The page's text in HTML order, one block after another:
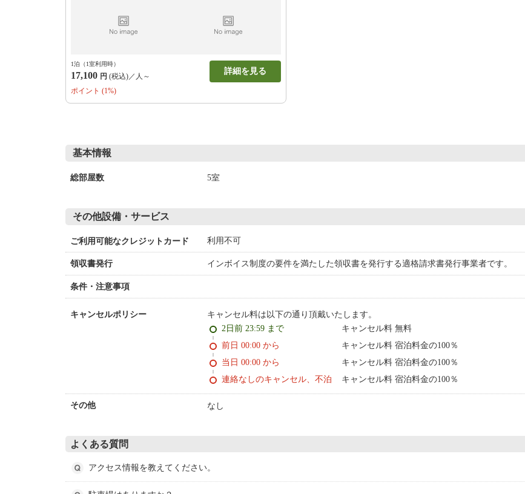
1泊（1室利用時）
17,100 円 (税込)／人～
詳細を見る
ポイント (1%)
基本情報
総部屋数 5室
その他設備・サービス
ご利用可能なクレジットカード 利用不可
領収書発行 インボイス制度の要件を満たした領収書を発行する適格請求書発行事業者です。
条件・注意事項
キャンセルポリシー キャンセル料は以下の通り頂戴いたします。
2日前 23:59 まで
キャンセル料 無料
前日 00:00 から
キャンセル料 宿泊料金の100％
当日 00:00 から
キャンセル料 宿泊料金の100％
連絡なしのキャンセル、不泊
キャンセル料 宿泊料金の100％
その他 なし
よくある質問
アクセス情報を教えてください。